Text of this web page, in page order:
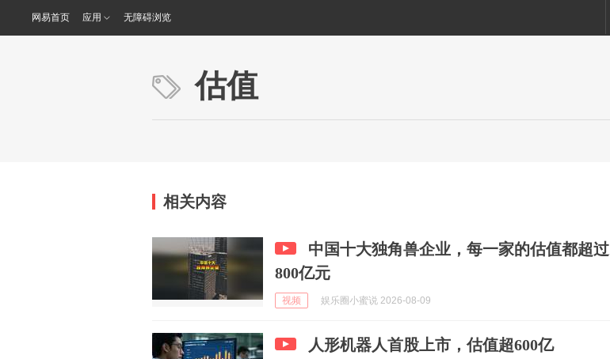
网易首页 应用 无障碍浏览
估值
相关内容
中国十大独角兽企业，每一家的估值都超过
800亿元
视频 娱乐圈小蜜说 2026-08-09
人形机器人首股上市，估值超600亿